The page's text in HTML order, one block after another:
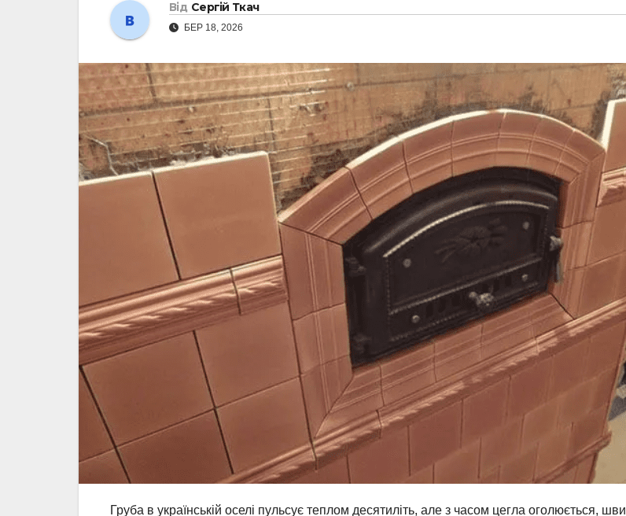
Від Сергій Ткач
БЕР 18, 2026
Груба в українській оселі пульсує теплом десятиліть, але з часом цегла оголюється, шви